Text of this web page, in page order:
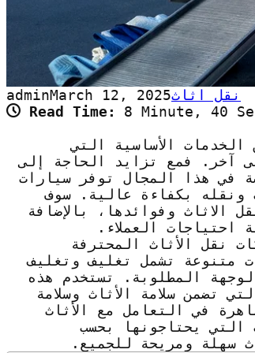
adminMarch 12, 2025نقل اثاث
Read Time:
8 Minute, 40
الأساسية التي
آخر. فمع تزايد الحاجة إلى
في هذا المجال توفر سيارات
ونقله بكفاءة عالية. سوف
الاثاث وفوائدها، بالإضافة
احتياجات العملاء.
نقل الأثاث المحترفة
متنوعة تشمل تغليف وتغليف
المطلوبة. تستخدم هذه
تضمن سلامة الأثاث وسلامة
في التعامل مع الأثاث
التي يحتاجونها بحسب
سهلة ومريحة للجميع.